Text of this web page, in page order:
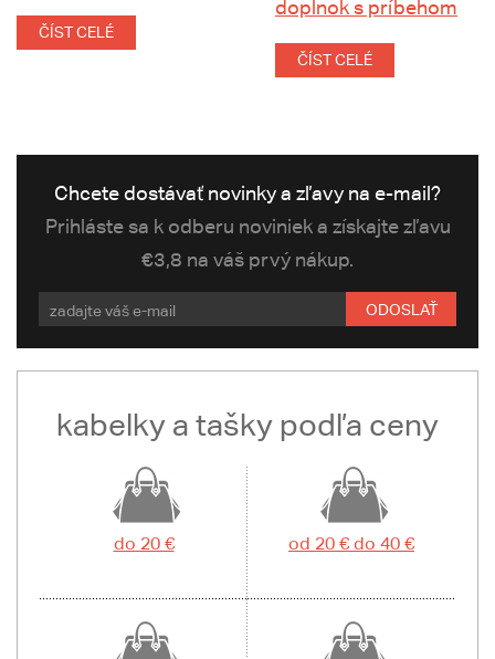
ČÍST CELÉ
doplnok s príbehom
ČÍST CELÉ
Chcete dostávať novinky a zľavy na e-mail?
Prihláste sa k odberu noviniek a získajte zľavu
€3,8 na váš prvý nákup.
ODOSLAŤ
kabelky a tašky podľa ceny
do 20 € od 20 € do 40 €